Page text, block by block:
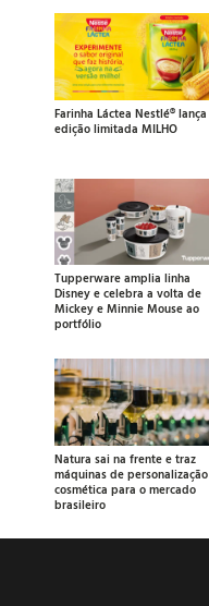
Farinha Láctea Nestlé® lança
edição limitada MILHO
Tupperware amplia linha
Disney e celebra a volta de
Mickey e Minnie Mouse ao
portfólio
Natura sai na frente e traz
máquinas de personalização
cosmética para o mercado
brasileiro